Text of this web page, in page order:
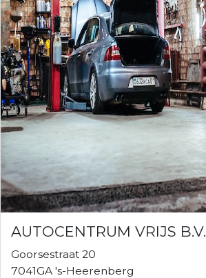
AUTOCENTRUM VRIJS B.V.
Goorsestraat 20
7041GA 's-Heerenberg